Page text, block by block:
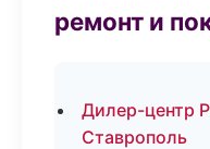
ремонт и
Дилер-центр
Ставрополь